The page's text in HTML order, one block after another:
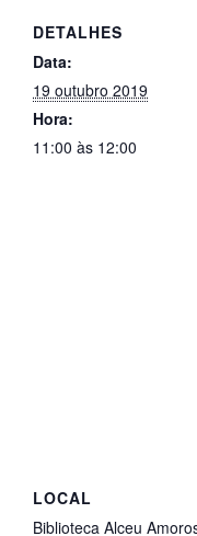
DETALHES
Data:
19 outubro 2019
Hora:
11:00 às 12:00
LOCAL
Biblioteca Alceu